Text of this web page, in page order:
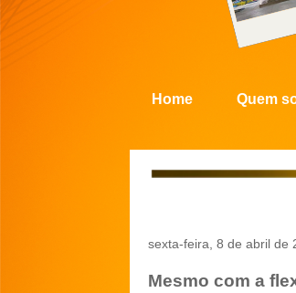
Home Quem
sexta-feira, 8 de abril de
Mesmo com a